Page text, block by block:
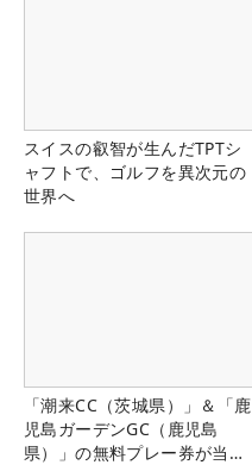
スイスの叡智が生んだTPTシ
ャフトで、ゴルフを異次元の
世界へ
「潮来CC（茨城県）」＆「鹿
児島ガーデンGC（鹿児島
県）」の無料プレー券が当た